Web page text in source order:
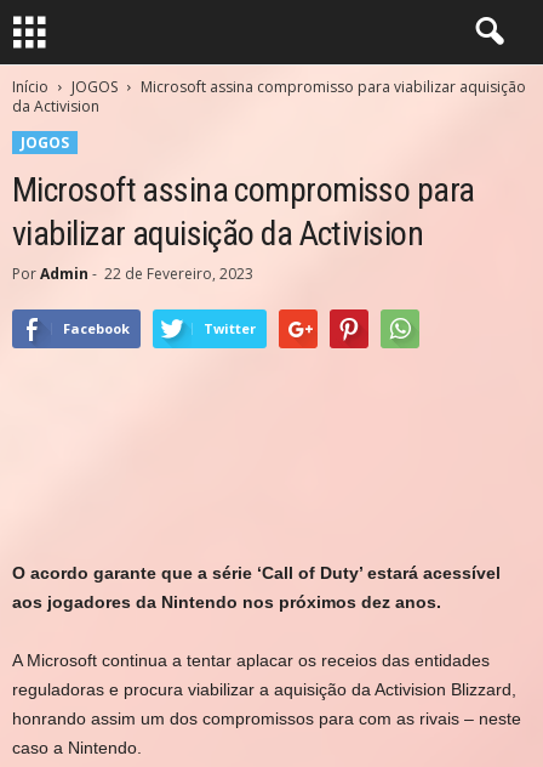
Início JOGOS
Microsoft assina compromisso para viabilizar aquisição
da Activision
JOGOS
Microsoft assina compromisso para
viabilizar aquisição da Activision
PorAdmin - 22 de Fevereiro, 2023
Facebook Twitter
O acordo garante que a série ‘Call of Duty’ estará acessível
aos jogadores da Nintendo nos próximos dez anos.
A Microsoft continua a tentar aplacar os receios das entidades
reguladoras e procura viabilizar a aquisição da Activision Blizzard,
honrando assim um dos compromissos para com as rivais – neste
caso a Nintendo.